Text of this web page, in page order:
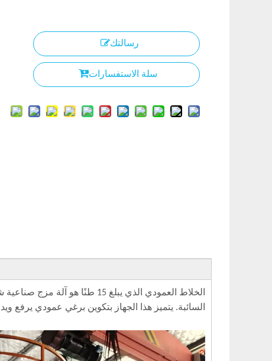
رسالتك
سلة الاستفسارات
الخلاط العمودي الذي يبلغ 15
السائبة. يتميز هذا الجهاز بتكوين برغي عمودي يرفع